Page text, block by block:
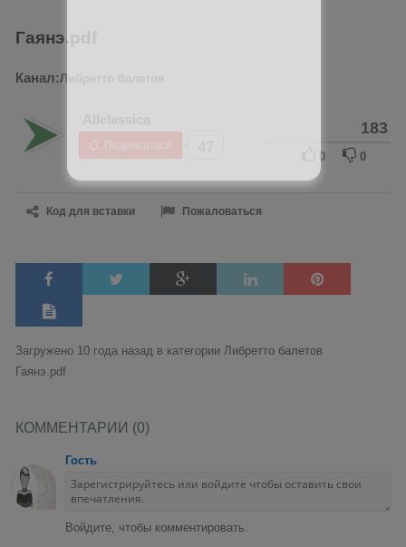
Гаянэ.pdf
Канал:Либретто балетов
Подписаться
183
0 0
Код для вставки Пожаловаться
Загружено 10 года назад в категории Либретто балетов
Гаянэ.pdf
КОММЕНТАРИИ (0)
Гость
Войдите, чтобы комментировать.